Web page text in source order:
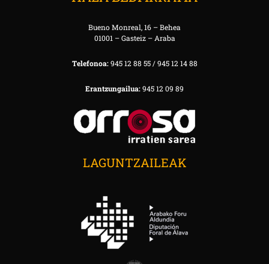
Bueno Monreal, 16 – Behea
01001 – Gasteiz – Araba
Telefonoa:945 12 88 55 / 945 12 14 88
Erantzungailua:945 12 09 89
LAGUNTZAILEAK